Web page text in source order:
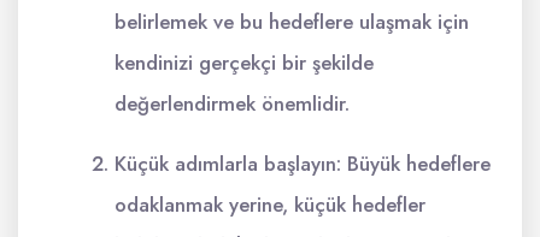
belirlemek ve bu hedeflere ulaşmak için
kendinizi gerçekçi bir şekilde
değerlendirmek önemlidir.
Küçük adımlarla başlayın: Büyük hedeflere
odaklanmak yerine, küçük hedefler